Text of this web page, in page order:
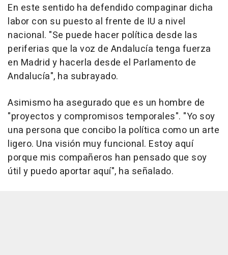
En este sentido ha defendido compaginar dicha
labor con su puesto al frente de IU a nivel
nacional. "Se puede hacer política desde las
periferias que la voz de Andalucía tenga fuerza
en Madrid y hacerla desde el Parlamento de
Andalucía", ha subrayado.
Asimismo ha asegurado que es un hombre de
"proyectos y compromisos temporales". "Yo soy
una persona que concibo la política como un arte
ligero. Una visión muy funcional. Estoy aquí
porque mis compañeros han pensado que soy
útil y puedo aportar aquí", ha señalado.